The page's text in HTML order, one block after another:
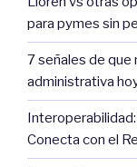
para pymes sin
7 señales de
administrativa
Conecta con el